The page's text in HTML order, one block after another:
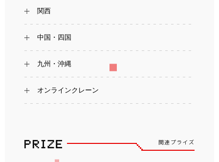
関西
中国・四国
九州・沖縄
オンラインクレーン
関連プライズ